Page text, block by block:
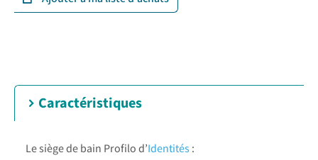
Caractéristiques
Le siège de bain Profilo d’Identités: